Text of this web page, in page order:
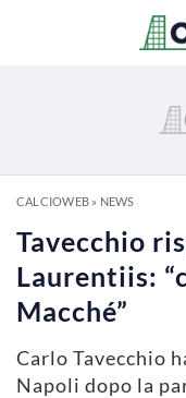
CALCIOWEB» NEWS
Tavecchio
Laurentiis:
Macché”
Carlo Tavecchio
Napoli dopo la